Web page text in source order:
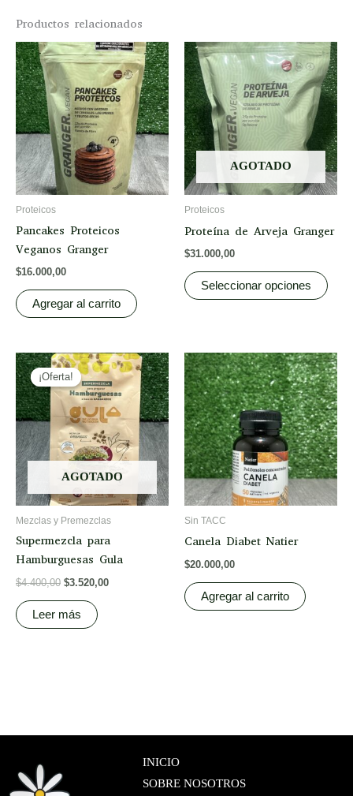
Productos relacionados
Proteicos
Pancakes Proteicos
Veganos Granger
$16.000,00
Agregar al carrito
AGOTADO
Proteicos
Proteína de Arveja Granger
$31.000,00
Seleccionar opciones
This
has
The
may
¡Oferta!
AGOTADO
¡Oferta!
Mezclas y Premezclas
Supermezcla para
Hamburguesas Gula
$4.400,00
Original
price
was:
$4.400,00.
$3.520,00
Current
price
is:
$3.520,00.
Leer más
Sin TACC
Canela Diabet Natier
$20.000,00
Agregar al carrito
INICIO
SOBRE NOSOTROS